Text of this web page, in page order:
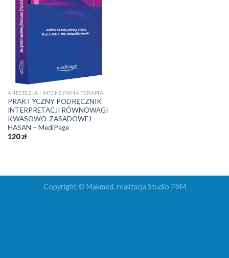
ANESTEZJA I INTENSYWNA TERAPIA
PRAKTYCZNY PODRĘCZNIK
INTERPRETACJI RÓWNOWAGI
KWASOWO-ZASADOWEJ –
HASAN – MediPage
120zł
Copyright © Makmed, realizacja Studio PSM